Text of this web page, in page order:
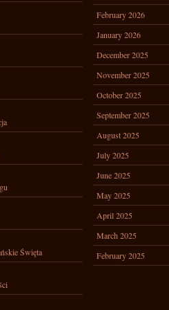
Święta
February 2026
January 2026
December 2025
November 2025
October 2025
September 2025
August 2025
July 2025
June 2025
May 2025
April 2025
March 2025
February 2025